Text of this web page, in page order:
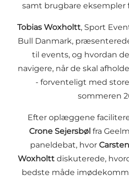
samt brugbare eksempler
Tobias Woxholtt, Sport
Bull Danmark,
til events, og hvordan
navigere, når de skal
- forventeligt med
sommeren
Efter oplæggene
Crone Sejersbølfra
paneldebat, hvor
Woxholttdiskuterede,
bedste måde